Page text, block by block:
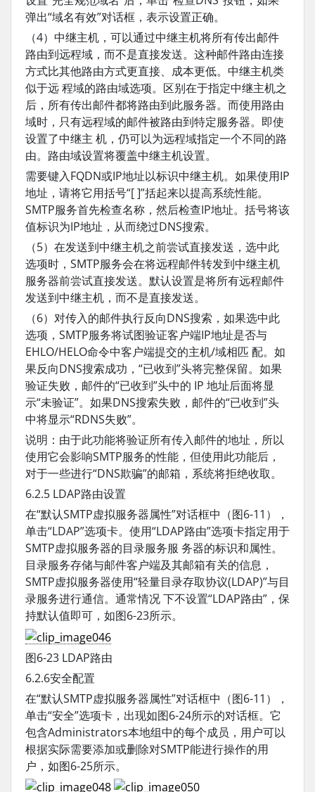
弹出“域名有效”对话框，表示设置正确。
（4）中继主机，可以通过中继主机将所有传出邮件
路由到远程域，而不是直接发送。这种邮件路由连接
方式比其他路由方式更直接、成本更低。中继主机类
似于远 程域的路由域选项。区别在于指定中继主机之
后，所有传出邮件都将路由到此服务器。而使用路由
域时，只有远程域的邮件被路由到特定服务器。即使
设置了中继主 机，仍可以为远程域指定一个不同的路
由。路由域设置将覆盖中继主机设置。
需要键入FQDN或IP地址以标识中继主机。如果使用IP
地址，请将它用括号“[ ]”括起来以提高系统性能。
SMTP服务首先检查名称，然后检查IP地址。括号将该
值标识为IP地址，从而绕过DNS搜索。
（5）在发送到中继主机之前尝试直接发送，选中此
选项时，SMTP服务会在将远程邮件转发到中继主机
服务器前尝试直接发送。默认设置是将所有远程邮件
发送到中继主机，而不是直接发送。
（6）对传入的邮件执行反向DNS搜索，如果选中此
选项，SMTP服务将试图验证客户端IP地址是否与
EHLO/HELO命令中客户端提交的主机/域相匹 配。如
果反向DNS搜索成功，“已收到”头将完整保留。如果
验证失败，邮件的“已收到”头中的 IP 地址后面将显
示“未验证”。如果DNS搜索失败，邮件的“已收到”头
中将显示“RDNS失败”。
说明：由于此功能将验证所有传入邮件的地址，所以
使用它会影响SMTP服务的性能，但使用此功能后，
对于一些进行“DNS欺骗”的邮箱，系统将拒绝收取。
6.2.5 LDAP路由设置
在“默认SMTP虚拟服务器属性”对话框中（图6-11），
单击“LDAP”选项卡。使用“LDAP路由”选项卡指定用于
SMTP虚拟服务器的目录服务服 务器的标识和属性。
目录服务存储与邮件客户端及其邮箱有关的信息，
SMTP虚拟服务器使用“轻量目录存取协议(LDAP)”与目
录服务进行通信。通常情况 下不设置“LDAP路由”，保
持默认值即可，如图6-23所示。
图6-23 LDAP路由
6.2.6安全配置
在“默认SMTP虚拟服务器属性”对话框中（图6-11），
单击“安全”选项卡，出现如图6-24所示的对话框。它
包含Administrators本地组中的每个成员，用户可以
根据实际需要添加或删除对SMTP能进行操作的用
户，如图6-25所示。